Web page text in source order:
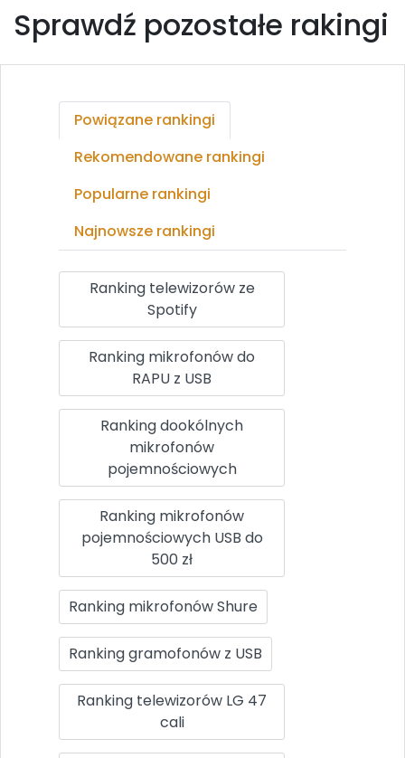
Sprawdź pozostałe rakingi
Powiązane rankingi
Rekomendowane rankingi
Popularne rankingi
Najnowsze rankingi
Ranking telewizorów ze
Spotify
Ranking mikrofonów do
RAPU z USB
Ranking dookólnych
mikrofonów
pojemnościowych
Ranking mikrofonów
pojemnościowych USB do
500 zł
Ranking mikrofonów Shure
Ranking gramofonów z USB
Ranking telewizorów LG 47
cali